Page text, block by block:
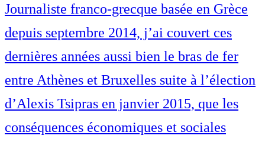
Journaliste franco-grecque basée en Grèce
depuis septembre 2014, j’ai couvert ces
dernières années aussi bien le bras de fer
entre Athènes et Bruxelles suite à l’élection
d’Alexis Tsipras en janvier 2015, que les
conséquences économiques et sociales